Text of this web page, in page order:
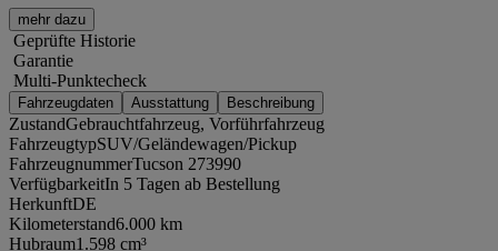
mehr dazu
Geprüfte Historie
Garantie
Multi-Punktecheck
Fahrzeugdaten Ausstattung Beschreibung
ZustandGebrauchtfahrzeug, Vorführfahrzeug
FahrzeugtypSUV/Geländewagen/Pickup
FahrzeugnummerTucson 273990
VerfügbarkeitIn 5 Tagen ab Bestellung
HerkunftDE
Kilometerstand6.000 km
Hubraum1.598 cm³